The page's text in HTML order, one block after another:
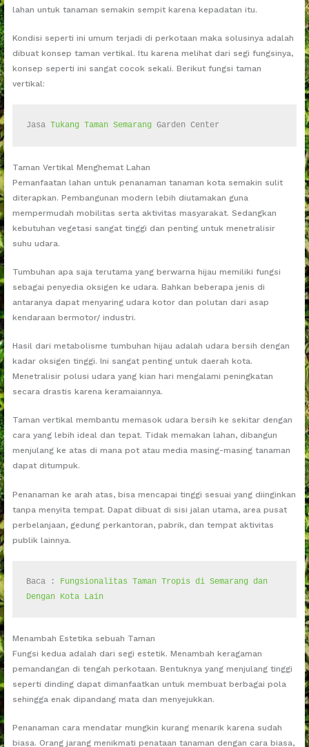
lahan untuk tanaman semakin sempit karena kepadatan itu.
Kondisi seperti ini umum terjadi di perkotaan maka solusinya adalah
dibuat konsep taman vertikal. Itu karena melihat dari segi fungsinya,
konsep seperti ini sangat cocok sekali. Berikut fungsi taman
vertikal:
Jasa Tukang Taman Semarang Garden Center
Taman Vertikal Menghemat Lahan
Pemanfaatan lahan untuk penanaman tanaman kota semakin sulit
diterapkan. Pembangunan modern lebih diutamakan guna
mempermudah mobilitas serta aktivitas masyarakat. Sedangkan
kebutuhan vegetasi sangat tinggi dan penting untuk menetralisir
suhu udara.
Tumbuhan apa saja terutama yang berwarna hijau memiliki fungsi
sebagai penyedia oksigen ke udara. Bahkan beberapa jenis di
antaranya dapat menyaring udara kotor dan polutan dari asap
kendaraan bermotor/ industri.
Hasil dari metabolisme tumbuhan hijau adalah udara bersih dengan
kadar oksigen tinggi. Ini sangat penting untuk daerah kota.
Menetralisir polusi udara yang kian hari mengalami peningkatan
secara drastis karena keramaiannya.
Taman vertikal membantu memasok udara bersih ke sekitar dengan
cara yang lebih ideal dan tepat. Tidak memakan lahan, dibangun
menjulang ke atas di mana pot atau media masing-masing tanaman
dapat ditumpuk.
Penanaman ke arah atas, bisa mencapai tinggi sesuai yang diinginkan
tanpa menyita tempat. Dapat dibuat di sisi jalan utama, area pusat
perbelanjaan, gedung perkantoran, pabrik, dan tempat aktivitas
publik lainnya.
Baca : Fungsionalitas Taman Tropis di Semarang dan
Dengan Kota Lain
Menambah Estetika sebuah Taman
Fungsi kedua adalah dari segi estetik. Menambah keragaman
pemandangan di tengah perkotaan. Bentuknya yang menjulang tinggi
seperti dinding dapat dimanfaatkan untuk membuat berbagai pola
sehingga enak dipandang mata dan menyejukkan.
Penanaman cara mendatar mungkin kurang menarik karena sudah
biasa. Orang jarang menikmati penataan tanaman dengan cara biasa,